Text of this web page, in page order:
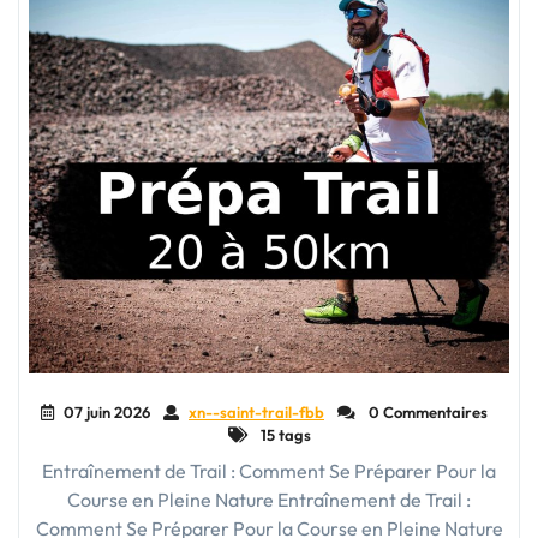
Esprit"
07 juin 2026 xn--saint-trail-fbb
0 Commentaires
15 tags
Entraînement de Trail : Comment Se Préparer Pour la
Course en Pleine Nature Entraînement de Trail :
Comment Se Préparer Pour la Course en Pleine Nature